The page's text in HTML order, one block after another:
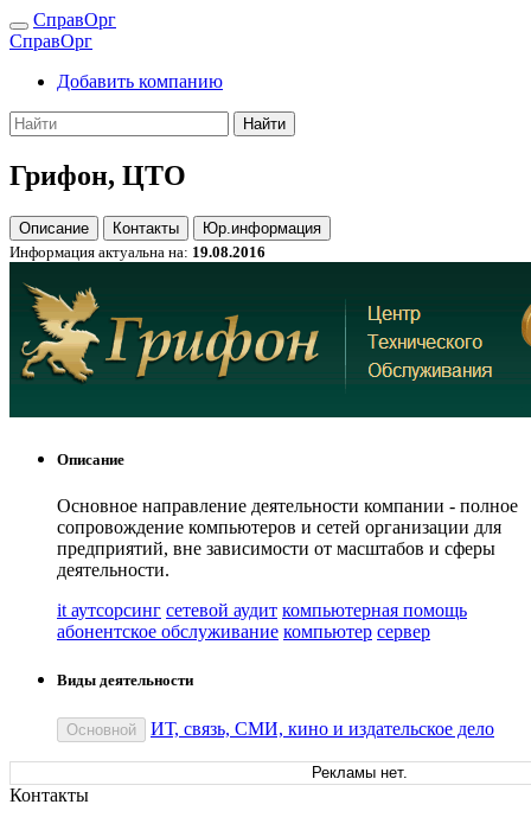
СправОрг
СправОрг
Добавить компанию
Найти
Грифон, ЦТО
Описание Контакты
Юр.информация
Информация актуальна на: 19.08.2016
Описание
Основное направление деятельности компании - полное
сопровождение компьютеров и сетей организации для
предприятий, вне зависимости от масштабов и сферы
деятельности.
it аутсорсинг сетевой аудит компьютерная помощь
абонентское обслуживание компьютер сервер
Виды деятельности
Основной ИТ, связь, СМИ, кино и издательское дело
Рекламы нет.
Контакты